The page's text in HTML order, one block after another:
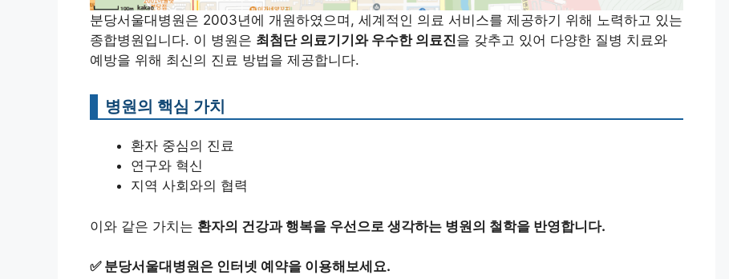
분당서울대병원은 2003년에 개원하였으며, 세계적인 의료 서비스를 제공하기 위해 노력하고 있는
종합병원입니다. 이 병원은 최첨단 의료기기와 우수한 의료진을 갖추고 있어 다양한 질병 치료와
예방을 위해 최신의 진료 방법을 제공합니다.
병원의 핵심 가치
환자 중심의 진료
연구와 혁신
지역 사회와의 협력
이와 같은 가치는 환자의 건강과 행복을 우선으로 생각하는 병원의 철학을 반영합니다.
✅ 분당서울대병원은 인터넷 예약을 이용해보세요.